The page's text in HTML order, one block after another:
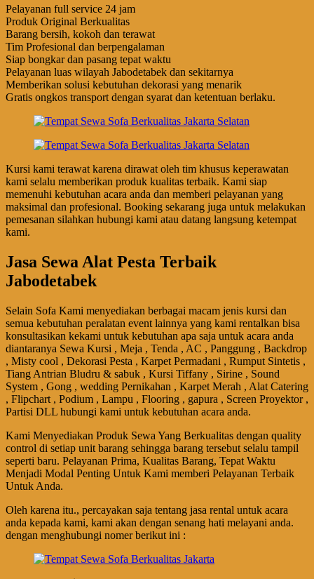
Pelayanan full service 24 jam
Produk Original Berkualitas
Barang bersih, kokoh dan terawat
Tim Profesional dan berpengalaman
Siap bongkar dan pasang tepat waktu
Pelayanan luas wilayah Jabodetabek dan sekitarnya
Memberikan solusi kebutuhan dekorasi yang menarik
Gratis ongkos transport dengan syarat dan ketentuan berlaku.
Kursi kami terawat karena dirawat oleh tim khusus keperawatan
kami selalu memberikan produk kualitas terbaik. Kami siap
memenuhi kebutuhan acara anda dan memberi pelayanan yang
maksimal dan profesional. Booking sekarang juga untuk melakukan
pemesanan silahkan hubungi kami atau datang langsung ketempat
kami.
Jasa Sewa Alat Pesta Terbaik
Jabodetabek
Selain Sofa Kami menyediakan berbagai macam jenis kursi dan
semua kebutuhan peralatan event lainnya yang kami rentalkan bisa
konsultasikan kekami untuk kebutuhan apa saja untuk acara anda
diantaranya Sewa Kursi , Meja , Tenda , AC , Panggung , Backdrop
, Misty cool , Dekorasi Pesta , Karpet Permadani , Rumput Sintetis ,
Tiang Antrian Bludru & sabuk , Kursi Tiffany , Sirine , Sound
System , Gong , wedding Pernikahan , Karpet Merah , Alat Catering
, Flipchart , Podium , Lampu , Flooring , gapura , Screen Proyektor ,
Partisi DLL hubungi kami untuk kebutuhan acara anda.
Kami Menyediakan Produk Sewa Yang Berkualitas dengan quality
control di setiap unit barang sehingga barang tersebut selalu tampil
seperti baru. Pelayanan Prima, Kualitas Barang, Tepat Waktu
Menjadi Modal Penting Untuk Kami memberi Pelayanan Terbaik
Untuk Anda.
Oleh karena itu., percayakan saja tentang jasa rental untuk acara
anda kepada kami, kami akan dengan senang hati melayani anda.
dengan menghubungi nomer berikut ini :